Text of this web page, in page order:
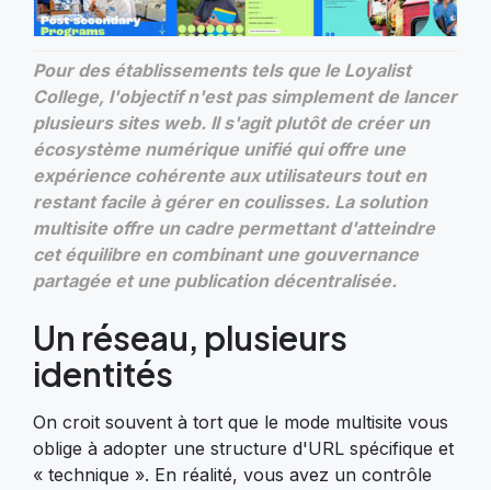
Pour des établissements tels que le Loyalist
College, l'objectif n'est pas simplement de lancer
plusieurs sites web. Il s'agit plutôt de créer un
écosystème numérique unifié qui offre une
expérience cohérente aux utilisateurs tout en
restant facile à gérer en coulisses. La solution
multisite offre un cadre permettant d'atteindre
cet équilibre en combinant une gouvernance
partagée et une publication décentralisée.
Un réseau, plusieurs
identités
On croit souvent à tort que le mode multisite vous
oblige à adopter une structure d'URL spécifique et
« technique ». En réalité, vous avez un contrôle